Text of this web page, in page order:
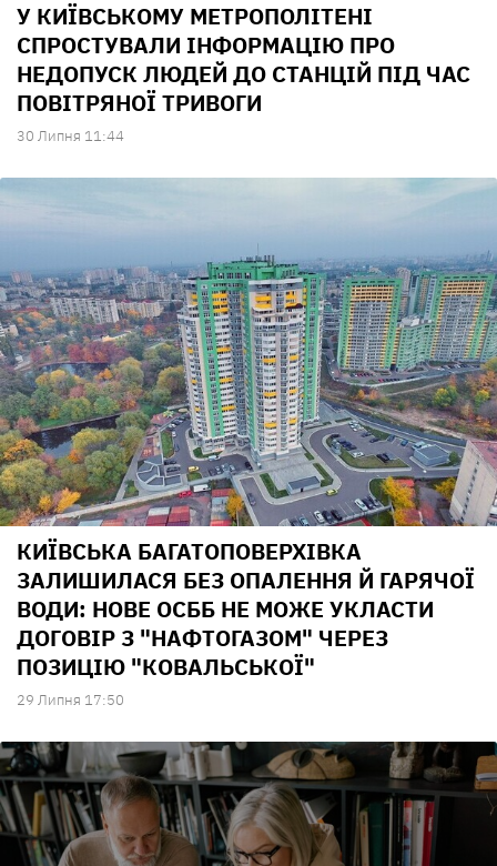
У КИЇВСЬКОМУ МЕТРОПОЛІТЕНІ
СПРОСТУВАЛИ ІНФОРМАЦІЮ ПРО
НЕДОПУСК ЛЮДЕЙ ДО СТАНЦІЙ ПІД ЧАС
ПОВІТРЯНОЇ ТРИВОГИ
30 Липня 11:44
КИЇВСЬКА БАГАТОПОВЕРХІВКА
ЗАЛИШИЛАСЯ БЕЗ ОПАЛЕННЯ Й ГАРЯЧОЇ
ВОДИ: НОВЕ ОСББ НЕ МОЖЕ УКЛАСТИ
ДОГОВІР З "НАФТОГАЗОМ" ЧЕРЕЗ
ПОЗИЦІЮ "КОВАЛЬСЬКОЇ"
29 Липня 17:50